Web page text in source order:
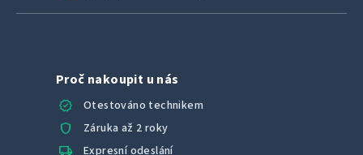
Proč nakoupit u nás
verified
Otestováno technikem
shield Záruka až 2 roky
local_shipping Expresní odeslání